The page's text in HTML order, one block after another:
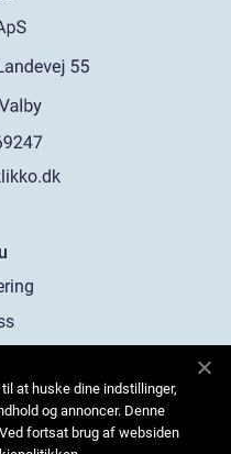
oss
at huske dine indstillinger,
og annoncer. Denne
fortsat brug af websiden